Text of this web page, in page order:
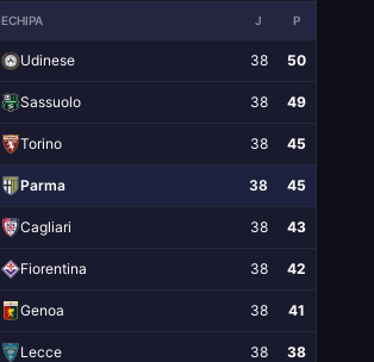
ECHIPA J P
Udinese 38 50
Sassuolo 38 49
Torino 38 45
Parma 38 45
Cagliari 38 43
Fiorentina 38 42
Genoa 38 41
Lecce 38 38